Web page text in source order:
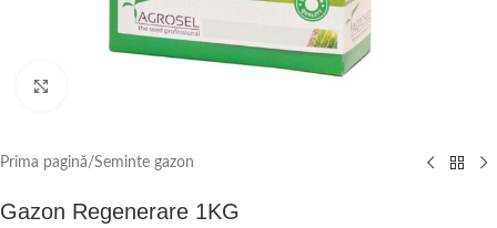
Prima pagină/Seminte gazon
Gazon Regenerare 1KG